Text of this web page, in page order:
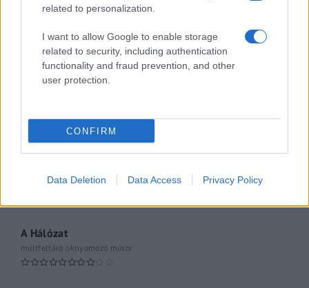
related to personalization.
I want to allow Google to enable storage
related to security, including authentication
functionality and fraud prevention, and other
user protection.
CONFIRM
Data Deletion Data Access Privacy Policy
oknyomozó műsor
Pesti riporter
Közéleti esti műsor
061
Kulturális magazin
Hétvégi Magazin
A Hálózat
múltfeltáró oknyomozó műsor